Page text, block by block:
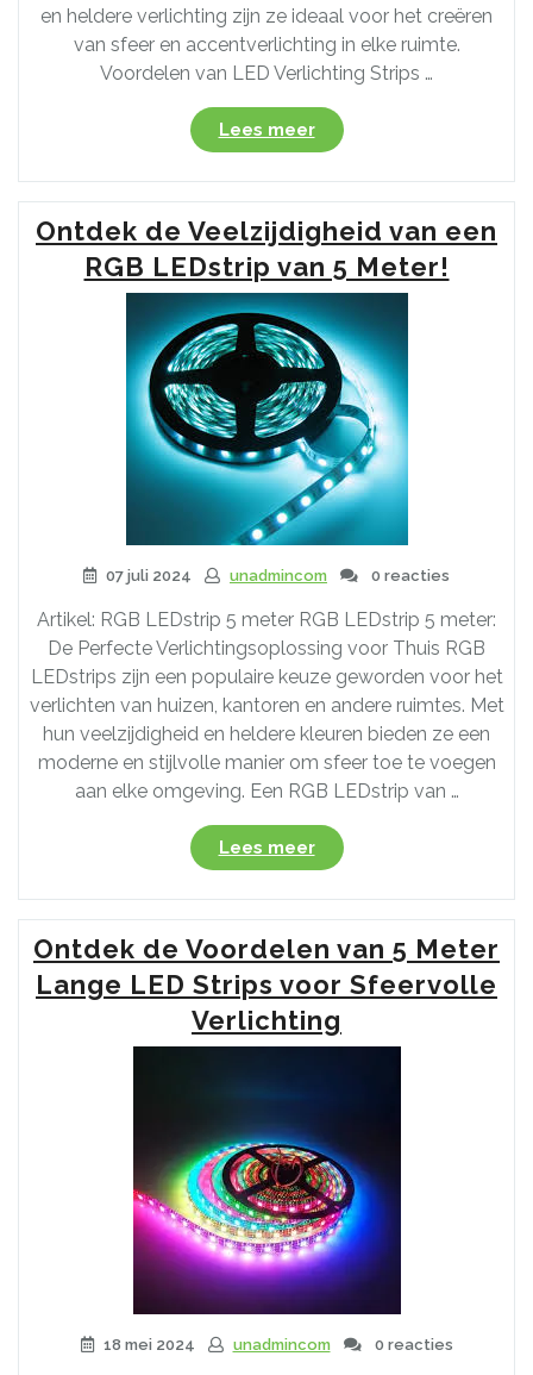
en heldere verlichting zijn ze ideaal voor het creëren
van sfeer en accentverlichting in elke ruimte.
Voordelen van LED Verlichting Strips …
Lees meer“Praktische
Gids
voor
LED
Verlichting
Strip
van
5
Meter”
Ontdek de Veelzijdigheid van een
RGB LEDstrip van 5 Meter!
07 juli 2024 unadmincom 0 reacties
Artikel: RGB LEDstrip 5 meter RGB LEDstrip 5 meter:
De Perfecte Verlichtingsoplossing voor Thuis RGB
LEDstrips zijn een populaire keuze geworden voor het
verlichten van huizen, kantoren en andere ruimtes. Met
hun veelzijdigheid en heldere kleuren bieden ze een
moderne en stijlvolle manier om sfeer toe te voegen
aan elke omgeving. Een RGB LEDstrip van …
Lees meer“Ontdek
de
Veelzijdigheid
van
een
RGB
LEDstrip
van
Ontdek de Voordelen van 5 Meter
Lange LED Strips voor Sfeervolle
Verlichting
18 mei 2024 unadmincom 0 reacties